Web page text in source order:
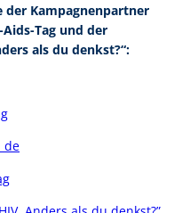
der Kampagnenpartner
Aids-Tag und der
als du denkst?“: